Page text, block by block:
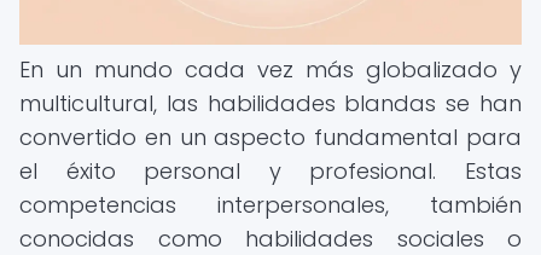
En un mundo cada vez más globalizado y
multicultural, las habilidades blandas se han
convertido en un aspecto fundamental para
el éxito personal y profesional. Estas
competencias interpersonales, también
conocidas como habilidades sociales o